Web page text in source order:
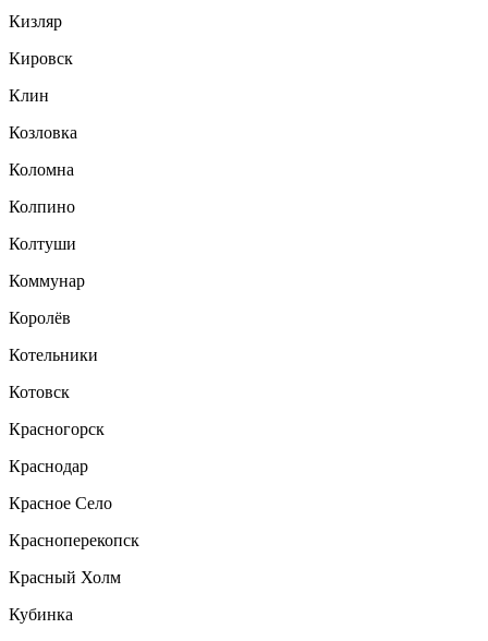
Кизляр
Кировск
Клин
Козловка
Коломна
Колпино
Колтуши
Коммунар
Королёв
Котельники
Котовск
Красногорск
Краснодар
Красное Село
Красноперекопск
Красный Холм
Кубинка